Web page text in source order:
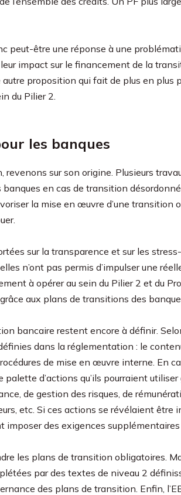
peut-être une réponse à une
impact sur le financement de la
autre proposition qui fait de plus en plus
du Pilier 2.
les banques
revenons sur son origine. Plusieurs
en cas de transition
la mise en œuvre d’une transition
sur la transparence et sur les
n’ont pas permis d’impulser une
à opérer au sein du Pilier 2 et du
aux plans de transitions des
bancaire restent encore à définir.
dans la réglementation : le
de mise en œuvre interne. En
palette d’actions qu’ils pourraient
de gestion des risques, de
etc. Si ces actions se révélaient être
imposer des exigences
les plans de transition obligatoires.
par des textes de niveau 2
des plans de transition. Enfin,